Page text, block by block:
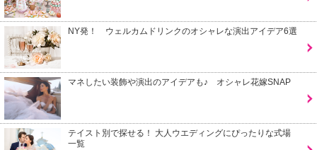
NY発！ ウェルカムドリンクのオシャレな演出アイデア6選
マネしたい装飾や演出のアイデアも♪ オシャレ花嫁SNAP
テイスト別で探せる！ 大人ウエディングにぴったりな式場
一覧